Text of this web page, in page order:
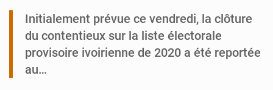
Initialement prévue ce vendredi, la clôture
du contentieux sur la liste électorale
provisoire ivoirienne de 2020 a été reportée
au…